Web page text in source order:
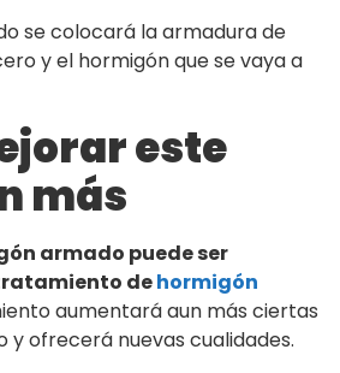
se colocará la armadura de
y el hormigón que se vaya a
este
más
armado puede ser
dehormigón
aumentará aun más ciertas
y ofrecerá nuevas cualidades.